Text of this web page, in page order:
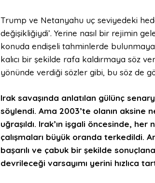
Trump ve Netanyahu uç seviyedeki
değişikliğiydi’. Yerine nasıl bir rejimin
konuda endişeli tahminlerde bulunmaya
kalıcı bir şekilde rafa kaldırmaya söz
yönünde verdiği sözler gibi, bu söz de
Irak savaşında anlatılan gülünç
söylendi. Ama 2003’te olanın aksine
uğraşıldı. Irak’ın işgali öncesinde,
çalışmaları büyük oranda terkedildi.
başarılı ve çabuk bir şekilde
devrileceği varsayımı yerini hızlıca